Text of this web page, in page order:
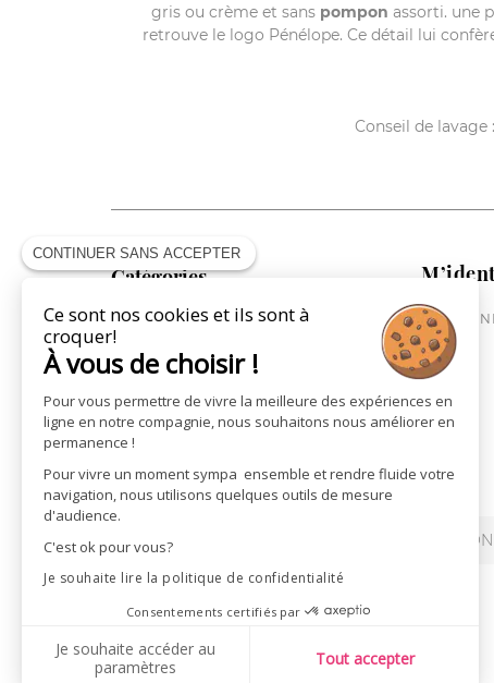
gris ou crème et sans pompon assorti. une
retrouve le logo Pénélope. Ce détail lui
Conseil de lavage
Catégories
COLLECTION CAVALIÈRE
COLLECTION CHEVAL
COLLECTION VILLE
ST JAMES X PÉNÉLOPE
LA MAROQUINERIE
ME
REVENDEURS
CONTINUER SANS ACCEPTER
Ce sont nos cookies et ils sont à
croquer!
À vous de choisir !
Pour vous permettre de vivre la meilleure des expériences en
ligne en notre compagnie, nous souhaitons nous améliorer en
permanence !
Pour vivre un moment sympa ensemble et rendre fluide votre
navigation, nous utilisons quelques outils de mesure
d'audience.
C'est ok pour vous?
Je souhaite lire la politique de confidentialité
Consentements certifiés par
Je souhaite accéder au
paramètres
Tout accepter